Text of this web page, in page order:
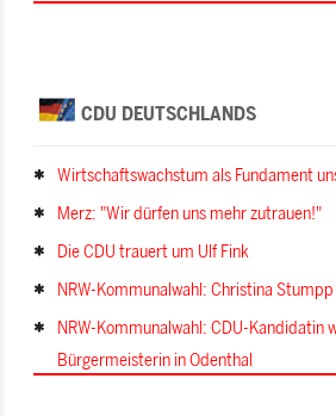
CDU DEUTSCHLANDS
Wirtschaftswachstum als Fundament
Merz: "Wir dürfen uns mehr zutrauen!"
Die CDU trauert um Ulf Fink
NRW-Kommunalwahl: Christina
NRW-Kommunalwahl: CDU-Kandidatin
Bürgermeisterin in Odenthal